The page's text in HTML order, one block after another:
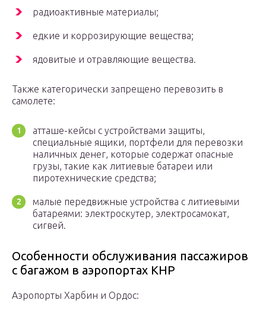
радиоактивные материалы;
едкие и коррозирующие вещества;
ядовитые и отравляющие вещества.
Также категорически запрещено перевозить в
самолете:
атташе-кейсы с устройствами защиты,
специальные ящики, портфели для перевозки
наличных денег, которые содержат опасные
грузы, такие как литиевые батареи или
пиротехнические средства;
малые передвижные устройства с литиевыми
батареями: электроскутер, электросамокат,
сигвей.
Особенности обслуживания пассажиров
с багажом в аэропортах КНР
Аэропорты Харбин и Ордос: